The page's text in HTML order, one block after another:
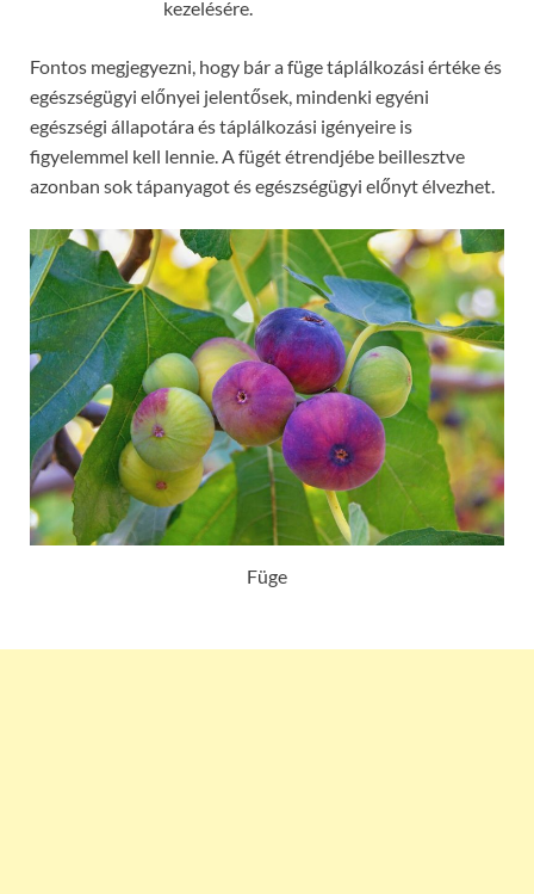
kezelésére.
Fontos megjegyezni, hogy bár a füge táplálkozási értéke és
egészségügyi előnyei jelentősek, mindenki egyéni
egészségi állapotára és táplálkozási igényeire is
figyelemmel kell lennie. A fügét étrendjébe beillesztve
azonban sok tápanyagot és egészségügyi előnyt élvezhet.
Füge